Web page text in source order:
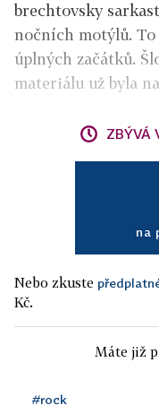
brechtovsky
nočních motýlů. To
úplných začátků.
materiálu už byla
ZBÝVÁ
na
Nebo zkuste
Kč.
Máte již
#rock